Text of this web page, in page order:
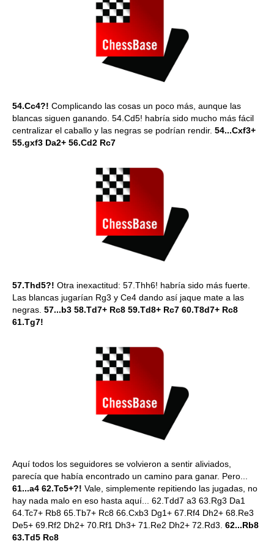
54.Cc4?! Complicando las cosas un poco más, aunque las
blancas siguen ganando. 54.Cd5! habría sido mucho más fácil
centralizar el caballo y las negras se podrían rendir. 54...Cxf3+
55.gxf3 Da2+ 56.Cd2 Rc7
57.Thd5?! Otra inexactitud: 57.Thh6! habría sido más fuerte.
Las blancas jugarían Rg3 y Ce4 dando así jaque mate a las
negras. 57...b3 58.Td7+ Rc8 59.Td8+ Rc7 60.T8d7+ Rc8
61.Tg7!
Aquí todos los seguidores se volvieron a sentir aliviados,
parecía que había encontrado un camino para ganar. Pero...
61...a4 62.Tc5+?! Vale, simplemente repitiendo las jugadas, no
hay nada malo en eso hasta aquí... 62.Tdd7 a3 63.Rg3 Da1
64.Tc7+ Rb8 65.Tb7+ Rc8 66.Cxb3 Dg1+ 67.Rf4 Dh2+ 68.Re3
De5+ 69.Rf2 Dh2+ 70.Rf1 Dh3+ 71.Re2 Dh2+ 72.Rd3. 62...Rb8
63.Td5 Rc8